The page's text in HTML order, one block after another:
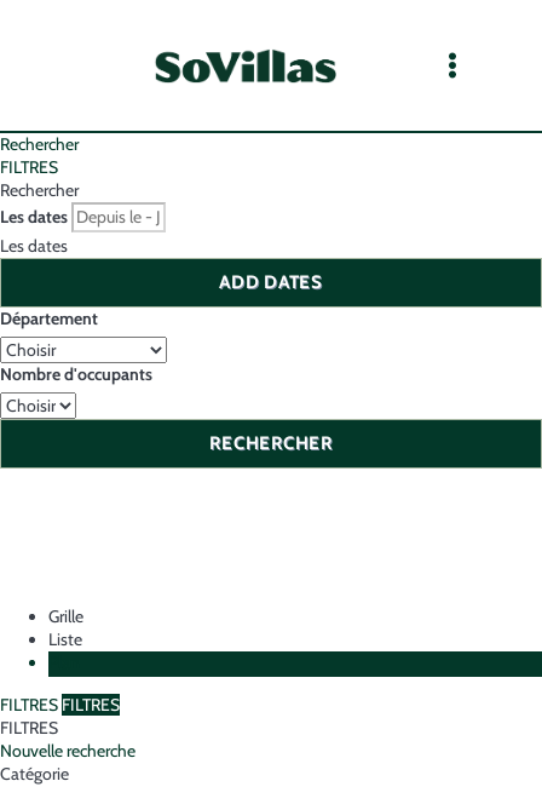
Rechercher
FILTRES
Rechercher
Les dates
Les dates
ADD DATES
Département
Nombre d'occupants
RECHERCHER
Grille
Liste
FILTRES FILTRES
FILTRES
Nouvelle recherche
Catégorie